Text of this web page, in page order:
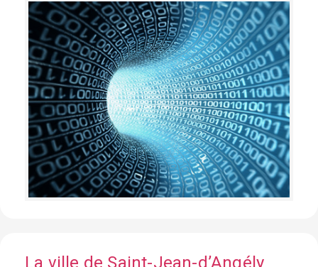
La ville de Saint-Jean-d’Angély